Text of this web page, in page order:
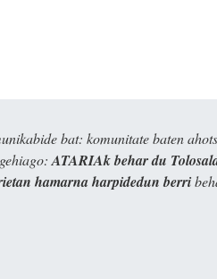
bat: komunitate baten
ATARIAk behar du
hamarna harpidedun berri